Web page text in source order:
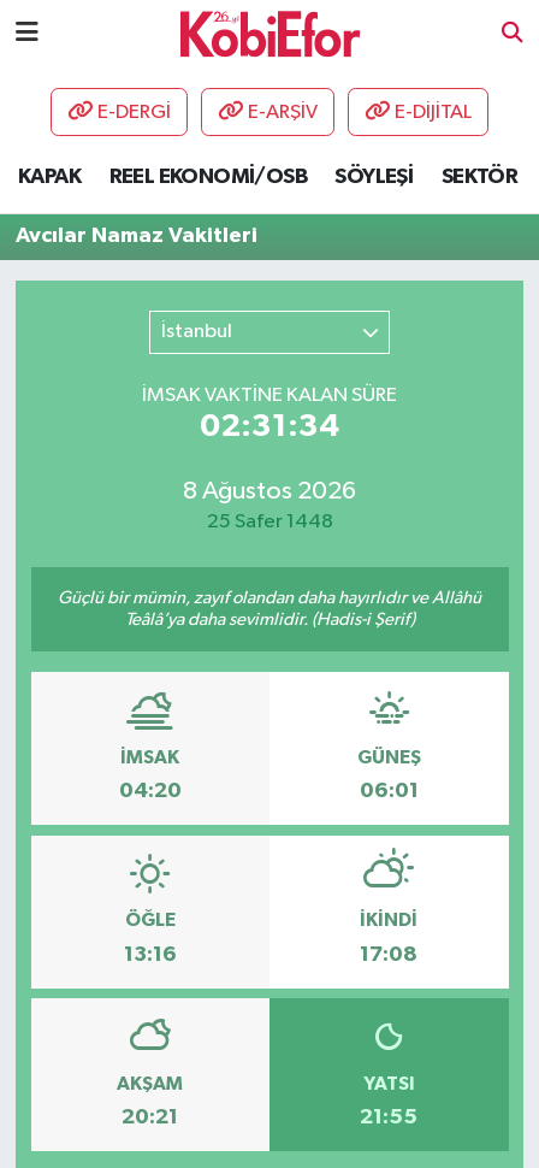
E-DERGİ E-ARŞİV E-DİJİTAL
KAPAK REEL EKONOMİ/OSB SÖYLEŞİ SEKTÖR
Avcılar Namaz Vakitleri
İstanbul
İMSAK VAKTİNE KALAN SÜRE
02:31:34
8 Ağustos 2026
25 Safer 1448
Güçlü bir mümin, zayıf olandan daha hayırlıdır ve Allâhü
Teâlâ’ya daha sevimlidir. (Hadis-i Şerif)
İMSAK
04:20
GÜNEŞ
06:01
ÖĞLE
13:16
İKINDI
17:08
AKŞAM
20:21
YATSI
21:55
AKADEMİ
DESTEK-TEŞVİK
HABERLER
SÖYLEŞİ
YAŞAM